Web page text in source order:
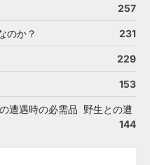
257
のか？ 231
229
153
遭遇時の必需品 野生との遭
144